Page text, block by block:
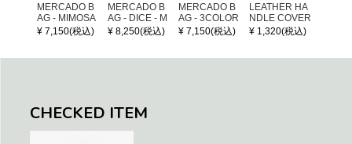
MERCADO B
AG - MIMOSA
- Black / Crea
m (SHORT X
¥ 7,150(税込)
MERCADO B
AG - DICE - M
OSAIC - Black
/ Cream / Meta
¥ 8,250(税込)
MERCADO B
AG - 3COLOR
S CHECK - Bl
ack / Dark Gre
¥ 7,150(税込)
LEATHER HA
NDLE COVER
¥ 1,320(税込)
CHECKED ITEM